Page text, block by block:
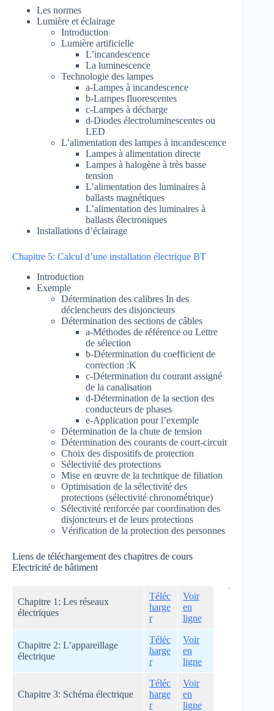
Les normes
Lumière et éclairage
Introduction
Lumière artificielle
L’incandescence
La luminescence
Technologie des lampes
a-Lampes à incandescence
b-Lampes fluorescentes
c-Lampes à décharge
d-Diodes électroluminescentes ou
LED
L’alimentation des lampes à incandescence
Lampes à alimentation directe
Lampes à halogène à très basse
tension
L’alimentation des luminaires à
ballasts magnétiques
L’alimentation des luminaires à
ballasts électroniques
Installations d’éclairage
Chapitre 5: Calcul d’une installation électrique BT
Introduction
Exemple
Détermination des calibres In des
déclencheurs des disjoncteurs
Détermination des sections de câbles
a-Méthodes de référence ou Lettre
de sélection
b-Détermination du coefficient de
correction :K
c-Détermination du courant assigné
de la canalisation
d-Détermination de la section des
conducteurs de phases
e-Application pour l’exemple
Détermination de la chute de tension
Détermination des courants de court-circuit
Choix des dispositifs de protection
Sélectivité des protections
Mise en œuvre de la technique de filiation
Optimisation de la sélectivité des
protections (sélectivité chronométrique)
Sélectivité renforcée par coordination des
disjoncteurs et de leurs protections
Vérification de la protection des personnes
Liens de téléchargement des chapitres de cours
Electricité de bâtiment
Chapitre 1: Les réseaux
électriques
Téléc
harge
r
Voir
en
ligne
Chapitre 2: L’appareillage
électrique
Téléc
harge
r
Voir
en
ligne
Chapitre 3: Schéma électrique
Téléc
harge
r
Voir
en
ligne